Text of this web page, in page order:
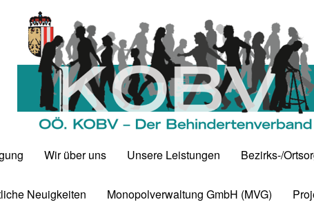
Wir über uns Unsere Leistungen Bezirks-/
Neuigkeiten Monopolverwaltung GmbH (MVG)